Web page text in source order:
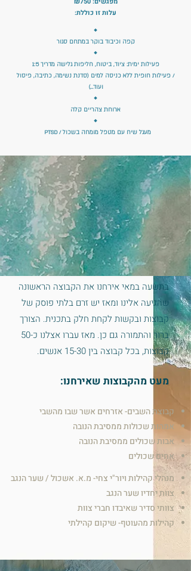
עלות זו כוללת:
◆
קפה וכיבוד בוקר במתחם סגור
◆
פעילות ימית: ציוד, ביטוח, חליפות גלישה מדריך 1:5
/ פעילות חופית ללא כניסה למים (סדנת נשימה, כתיבה, פיסול
ועוד…)
◆
ארוחת צהריים קלה
◆
מעגל שיח עם מטפל מומחה בשכול / PTSD
בתשעה במאי אירחנו את הקבוצה הראשונה
שהגיעה אלינו ומאז יש זרם בלתי פוסק של
קבוצות ובקשות לקחת חלק בתכנית. הצורך
ברור והתמורה גם כן. מאז עברו אצלנו כ-50
קבוצות, בכל קבוצה בין 15-30 אנשים.
מעט מהקבוצות שאירחנו:
קבוצת השבים- אזרחים אשר שבו מהשבי
אמהות שכולות ממסיבת הנובה
אבות שכולים ממסיבת הנובה
אחים שכולים
מנהלי קהילות ויור"י צחי- מ.א. אשכול / שער הנגב
צוות יחדיו שער הנגב
צוותי סדיר שאיבדו חברי צוות
קהילות מהעוטף- שיקום קהילתי